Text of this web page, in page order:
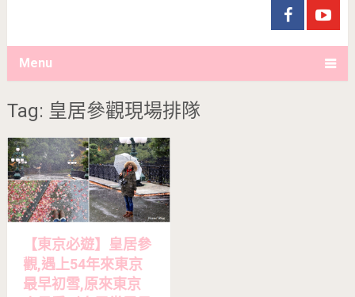
Menu
Tag: 皇居參觀現場排隊
【東京必遊】皇居參
觀,遇上54年來東京
最早初雪,原來東京